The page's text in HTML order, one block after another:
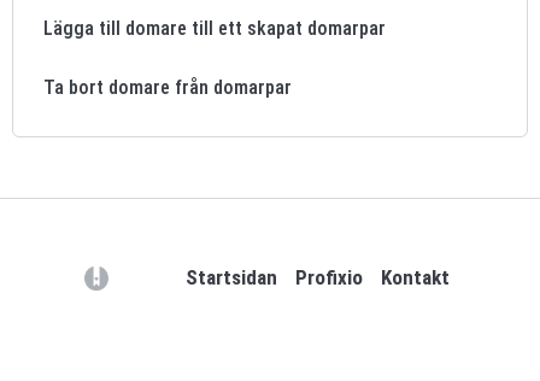
Lägga till domare till ett skapat domarpar
Ta bort domare från domarpar
(opens in a new tab)
Startsidan Profixio Kontakt